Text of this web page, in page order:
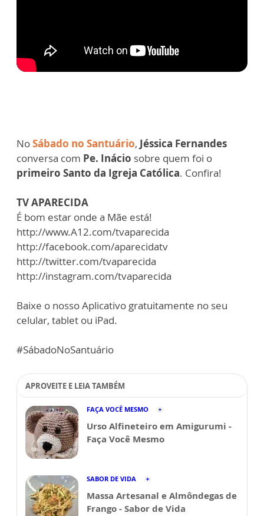
NoSábado no Santuário, Jéssica Fernandes
conversa com Pe. Inácio sobre quem foi o
primeiro Santo da Igreja Católica. Confira!
TV APARECIDA
É bom estar onde a Mãe está!
http://www.A12.com/tvaparecida
http://facebook.com/aparecidatv
http://twitter.com/tvaparecida
http://instagram.com/tvaparecida
Baixe o nosso Aplicativo gratuitamente no seu
celular, tablet ou iPad.
#SábadoNoSantuário
APROVEITE E LEIA TAMBÉM
FAÇA VOCÊ MESMO
Urso Alfineteiro em Amigurumi -
Faça Você Mesmo
SABOR DE VIDA
Massa Artesanal e Almôndegas de
Frango - Sabor de Vida